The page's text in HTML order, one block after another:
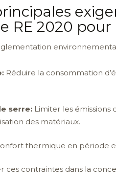
RE 2020
Réduire la consommation
serre: Limiter les émissions
des matériaux.
thermique en période
contraintes dans la